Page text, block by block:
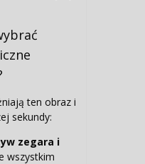
ten obraz i
sekundy:
zegara i
wszystkim